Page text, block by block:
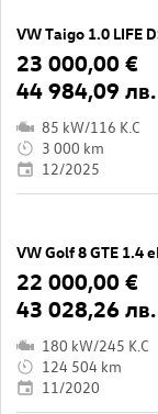
VW Taigo 1.0 LIFE
23 000,00 €
44 984,09 лв.
85 kW/116 K.C
3 000 km
12/2025
VW Golf 8 GTE 1.4
22 000,00 €
43 028,26 лв.
180 kW/245 K.C
124 504 km
11/2020